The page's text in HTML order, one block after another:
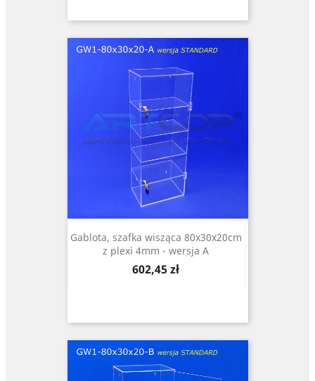
Gablota, szafka wisząca 80x30x20cm
z plexi 4mm - wersja A
Cena
602,45 zł